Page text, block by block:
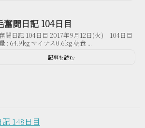
奮闘日記 104日目
闘日記 104日目 2017年9月12日(火) 104日目
: 64.9kg マイナス0.6kg 朝食 ...
記事を読む
148日目